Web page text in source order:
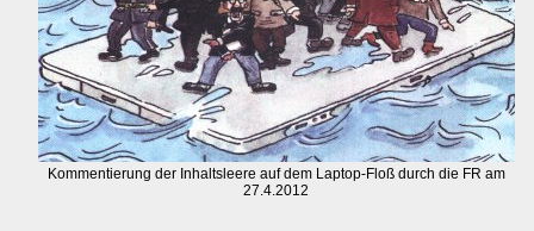
Kommentierung der Inhaltsleere auf dem Laptop-Floß durch die FR am
27.4.2012